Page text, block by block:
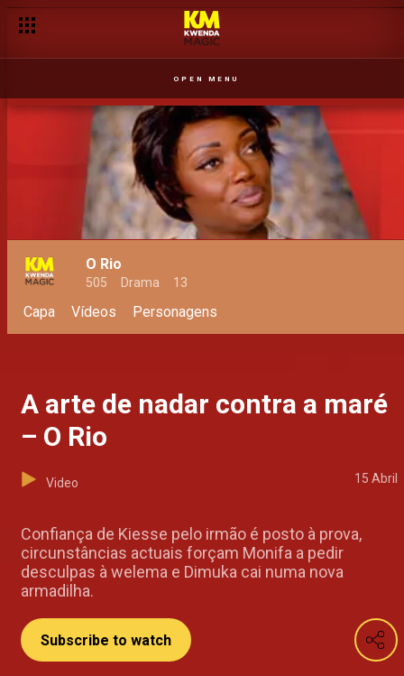
OPEN MENU
O Rio
505 Drama 13
Capa Vídeos Personagens
A arte de nadar contra a maré
– O Rio
Video 15 Abril
Confiança de Kiesse pelo irmão é posto à prova,
circunstâncias actuais forçam Monifa a pedir
desculpas à welema e Dimuka cai numa nova
armadilha.
Subscribe to watch